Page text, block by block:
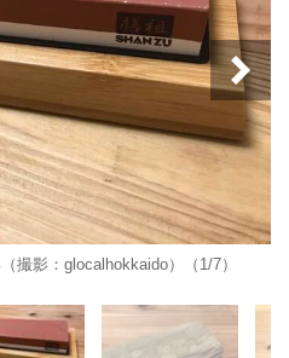
撮影：glocalhokkaido）（1/7）